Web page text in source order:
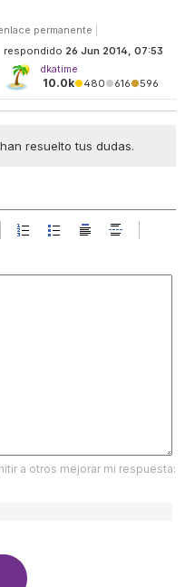
permanente
respondido 26 Jun 2014, 07:53
dkatime
10.0k●480●616●596
resuelto tus dudas.
a otros mejorar mi respuesta: